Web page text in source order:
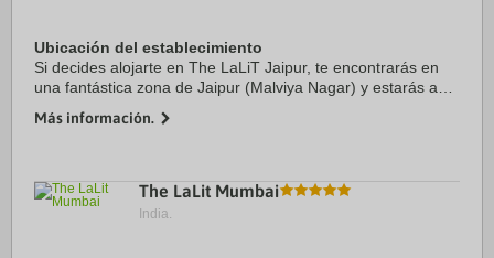
Ubicación del establecimiento
Si decides alojarte en The LaLiT Jaipur, te encontrarás en
una fantástica zona de Jaipur (Malviya Nagar) y estarás a
Palacio de la ciudad. Además, este ...
Más información.
The LaLit Mumbai
India.